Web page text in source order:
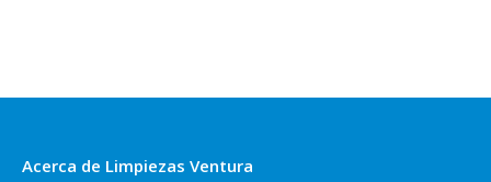
Acerca de Limpiezas Ventura